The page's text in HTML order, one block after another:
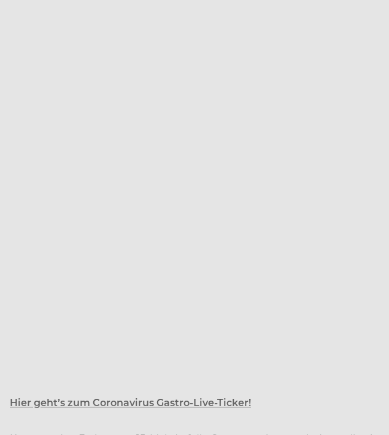
Hier geht’s zum Coronavirus Gastro-Live-Ticker!